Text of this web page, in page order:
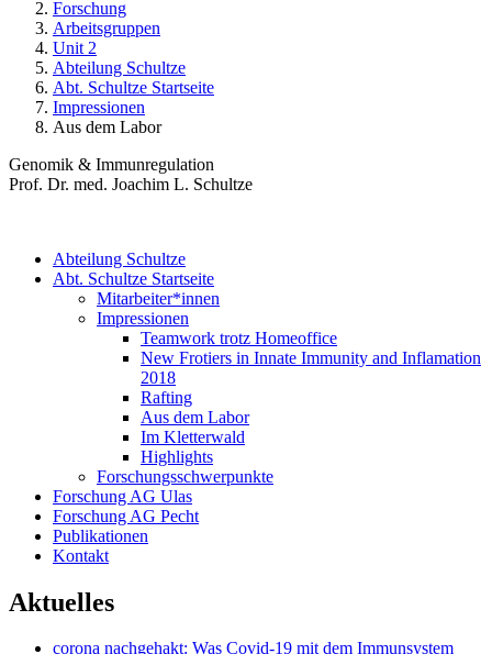
Forschung
Arbeitsgruppen
Unit 2
Abteilung Schultze
Abt. Schultze Startseite
Impressionen
Aus dem Labor
Genomik & Immunregulation
Prof. Dr. med. Joachim L. Schultze
Abteilung Schultze
Abt. Schultze Startseite
Mitarbeiter*innen
Impressionen
Teamwork trotz Homeoffice
New Frotiers in Innate Immunity and Inflamation
2018
Rafting
Aus dem Labor
Im Kletterwald
Highlights
Forschungsschwerpunkte
Forschung AG Ulas
Forschung AG Pecht
Publikationen
Kontakt
Aktuelles
corona nachgehakt: Was Covid-19 mit dem Immunsystem